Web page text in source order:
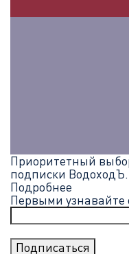
Приоритетный
подписки
Подробнее
Первыми